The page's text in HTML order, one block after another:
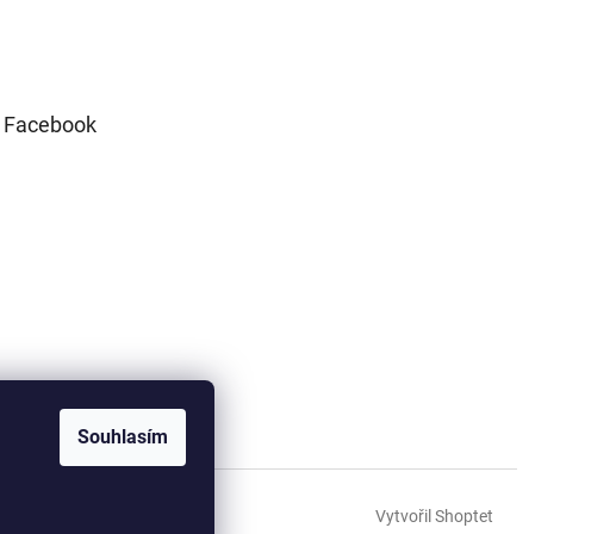
Souhlasím
Facebook
Vytvořil Shoptet